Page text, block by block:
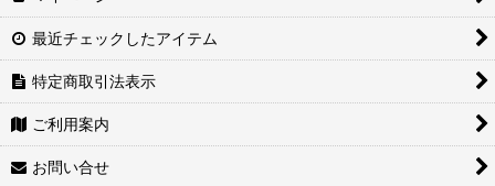
最近チェックしたアイテム
特定商取引法表示
ご利用案内
お問い合せ